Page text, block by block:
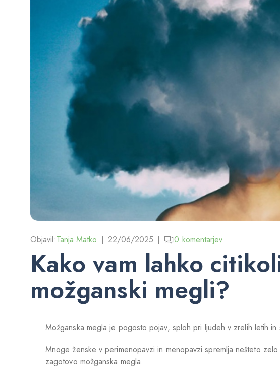
Objavil:Tanja Matko 22/06/2025 0 komentarjev
Kako vam lahko
možganski megli?
Možganska megla je pogosto pojav, sploh pri ljudeh v zrelih letih in
Mnoge ženske v perimenopavzi in menopavzi spremlja nešteto
zagotovo možganska megla.